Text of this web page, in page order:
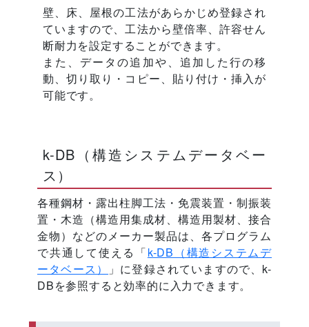
壁、床、屋根の工法があらかじめ登録され
ていますので、工法から壁倍率、許容せん
断耐力を設定することができます。
また、データの追加や、追加した行の移
動、切り取り・コピー、貼り付け・挿入が
可能です。
k-DB（構造システムデータベー
ス）
各種鋼材・露出柱脚工法・免震装置・制振装
置・木造（構造用集成材、構造用製材、接合
金物）などのメーカー製品は、各プログラム
で共通して使える「k-DB（構造システムデ
ータベース）
」に登録されていますので、k-
DBを参照すると効率的に入力できます。